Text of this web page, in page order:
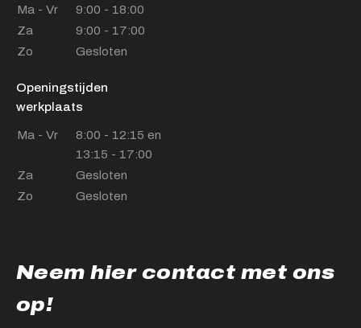
Ma - Vr
9:00 - 18:00
Za
9:00 - 17:00
Zo
Gesloten
Openingstijden
werkplaats
Ma - Vr
8:00 - 12:15 en
13:15 - 17:00
Za
Gesloten
Zo
Gesloten
Neem hier contact met ons
op!